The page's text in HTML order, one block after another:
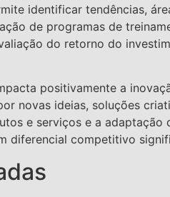
identificar tendências,
de programas de
do retorno do
positivamente a
novas ideias, soluções
e serviços e a adaptação
diferencial competitivo